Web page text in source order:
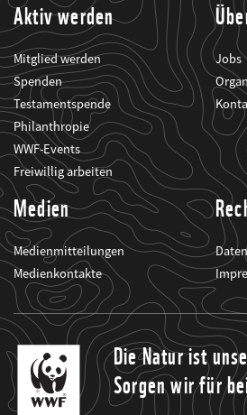
Aktiv werden
Mitglied werden
Spenden
Testamentspende
Philanthropie
WWF-Events
Freiwillig arbeiten
Jobs
Medien
Medienmitteilungen
Medienkontakte
Die Natur ist
Sorgen wir für